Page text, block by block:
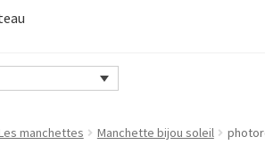
Contact
manchettes Manchette bijou soleil